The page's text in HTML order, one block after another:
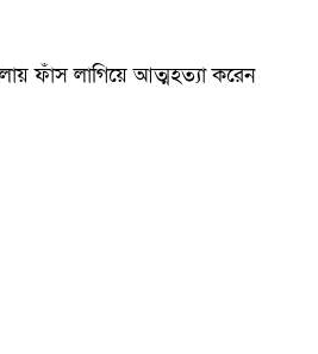
ফাঁস লাগিয়ে আত্মহত্যা করেন